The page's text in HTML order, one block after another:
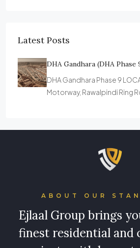
Latest Posts
DHA Gandhara (DHA Phase
DHA Gandhara Phase 9
Motorway, Rawalpindi Ring
ABOUT OUR
Ejlaal Group brings
finest residential and